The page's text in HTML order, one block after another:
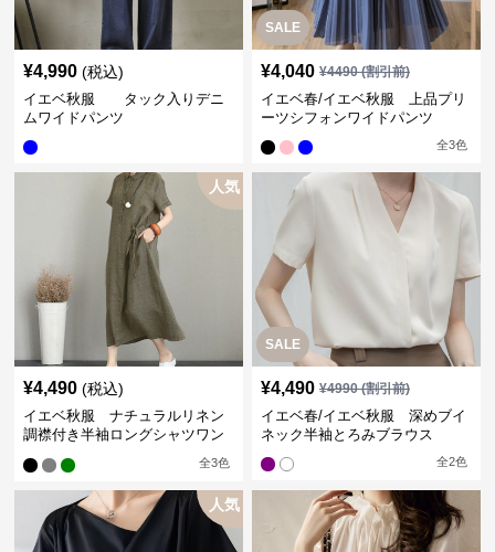
¥4,990 (税込)
イエベ秋服 タック入りデニ
ムワイドパンツ
SALE
¥4,040 ¥4490(割引前)
イエベ春/イエベ秋服 上品プリ
ーツシフォンワイドパンツ
全3色
人気
¥4,490 (税込)
イエベ秋服 ナチュラルリネン
調襟付き半袖ロングシャツワン
全3色
SALE
¥4,490 ¥4990(割引前)
イエベ春/イエベ秋服 深めブイ
ネック半袖とろみブラウス
全2色
人気